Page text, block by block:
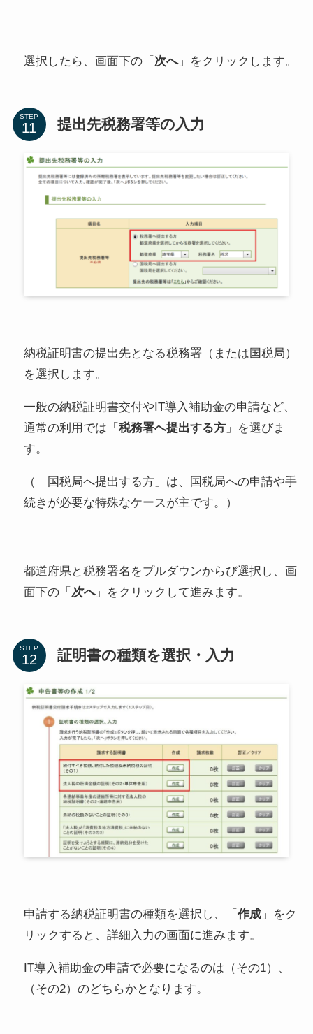
選択したら、画面下の「 次へ」をクリックします。
STEP 提出先税務署等の入力
納税証明書の提出先となる税務署（または国税局）
を選択します。
一般の納税証明書交付やIT導入補助金の申請など、
通常の利用では「 税務署へ提出する方」を選びま
す。
（「国税局へ提出する方」は、国税局への申請や手
続きが必要な特殊なケースが主です。）
都道府県と税務署名をプルダウンからび選択し、画
面下の「 次へ」をクリックして進みます。
STEP 証明書の種類を選択・入力
申請する納税証明書の種類を選択し、「 作成」をク
リックすると、詳細入力の画面に進みます。
IT導入補助金の申請で必要になるのは（その1）、
（その2）のどちらかとなります。